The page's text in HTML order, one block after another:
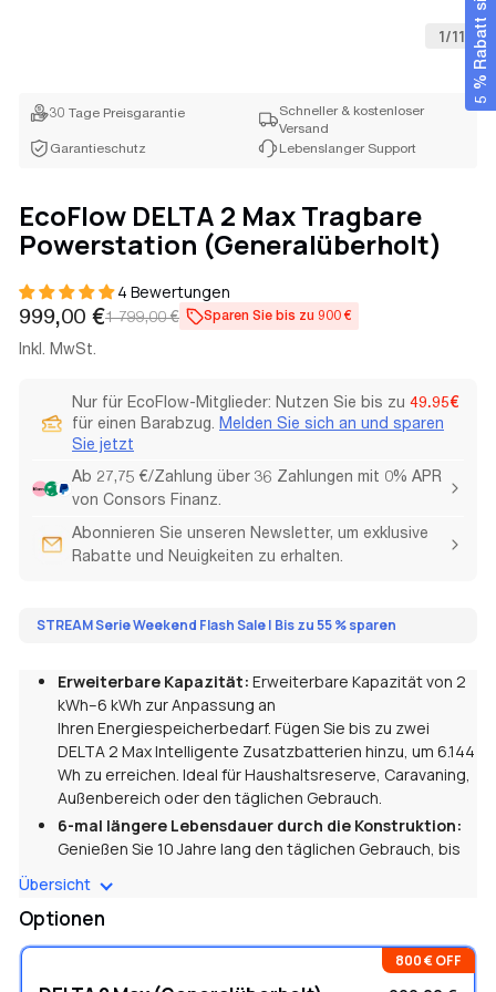
1/11
30 Tage Preisgarantie
Schneller & kostenloser
Versand
Garantieschutz
Lebenslanger Support
EcoFlow DELTA 2 Max Tragbare
Powerstation (Generalüberholt)
4 Bewertungen
Verkaufspreis
999,00 €
Regulärer
Preis 1 799,00 € Sparen Sie bis zu 900 €
Inkl. MwSt.
Nur für EcoFlow-Mitglieder: Nutzen Sie bis zu 49.95€
für einen Barabzug. Melden Sie sich an und sparen
Sie jetzt
Ab 27,75 €/Zahlung über 36 Zahlungen mit 0% APR
von Consors Finanz.
Abonnieren Sie unseren Newsletter, um exklusive
Rabatte und Neuigkeiten zu erhalten.
STREAM Serie Weekend Flash Sale | Bis zu 55 % sparen
Erweiterbare Kapazität: Erweiterbare Kapazität von 2
kWh–6 kWh zur Anpassung an
Ihren Energiespeicherbedarf. Fügen Sie bis zu zwei
DELTA 2 Max Intelligente Zusatzbatterien hinzu, um 6.144
Wh zu erreichen. Ideal für Haushaltsreserve, Caravaning,
Außenbereich oder den täglichen Gebrauch.
6-mal längere Lebensdauer durch die Konstruktion:
Genießen Sie 10 Jahre lang den täglichen Gebrauch, bis
Das ist der LFP-Batteriechemie zu verdanken,
Zyklen ermöglicht.
Großer AC-Ausgang:Mit dem X-Boost-Modus erhalten
Sie eine Ausgangsleistung von bis zu 3.100 W,mit der Sie
Übersicht
Optionen
800 € OFF